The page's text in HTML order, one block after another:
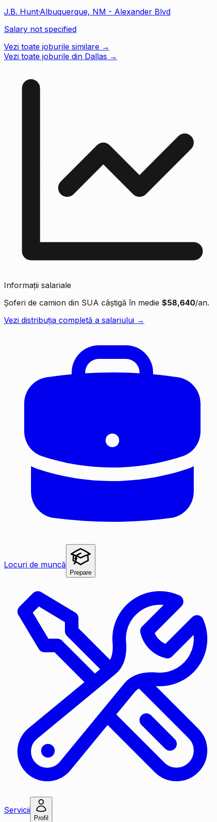
J.B. Hunt·Albuquerque, NM - Alexander Blvd
Salary not specified
Vezi toate joburile similare →
Vezi toate joburile din Dallas →
Informații salariale
Șoferi de camion din SUA câștigă în medie $58,640/an.
Vezi distribuția completă a salariului →
Locuri de muncă
Prepare
Servicii
Profil